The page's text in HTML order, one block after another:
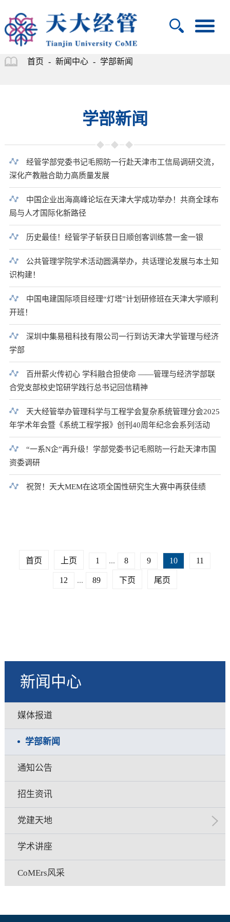
首页 - 新闻中心 - 学部新闻
学部新闻
经管学部党委书记毛照昉一行赴天津市工信局调研交流，
深化产教融合助力高质量发展
中国企业出海高峰论坛在天津大学成功举办！共商全球布
局与人才国际化新路径
历史最佳！经管学子斩获日日顺创客训练营一金一银
公共管理学院学术活动圆满举办，共话理论发展与本土知
识构建！
中国电建国际项目经理“灯塔”计划研修班在天津大学顺利
开班！
深圳中集易租科技有限公司一行到访天津大学管理与经济
学部
百卅薪火传初心 学科融合担使命 ——管理与经济学部联
合党支部校史馆研学践行总书记回信精神
天大经管举办管理科学与工程学会复杂系统管理分会2025
年学术年会暨《系统工程学报》创刊40周年纪念会系列活动
“一系N企”再升级！学部党委书记毛照昉一行赴天津市国
资委调研
祝贺！天大MEM在这项全国性研究生大赛中再获佳绩
首页 上页 1 ... 8 9 10 11
12 ... 89 下页 尾页
新闻中心
媒体报道
学部新闻
通知公告
招生资讯
党建天地
学术讲座
CoMErs风采